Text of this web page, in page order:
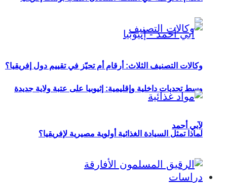
وسط تحديات داخلية وإقليمية: إثيوبيا على عتبة ولاية جديدة
لآبي أحمد
دراسات
وكالات التصنيف الثلاث: أرقام أم تحيّز في تقييم دول إفريقيا؟
لماذا تمثل السيادة الغذائية أولوية مصيرية لإفريقيا؟